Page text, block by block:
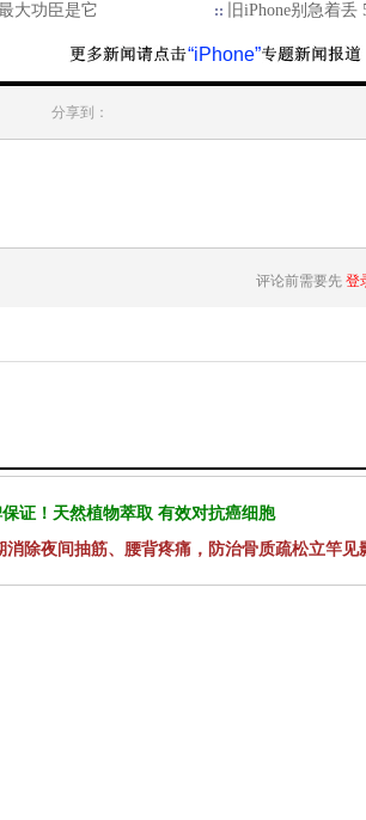
大功臣是它
旧iPhone别急着
“iPhone”
分享到：
评论前需要先 登
证！天然植物萃取 有效对抗癌细胞
除夜间抽筋、腰背疼痛，防治骨质疏松立竿见